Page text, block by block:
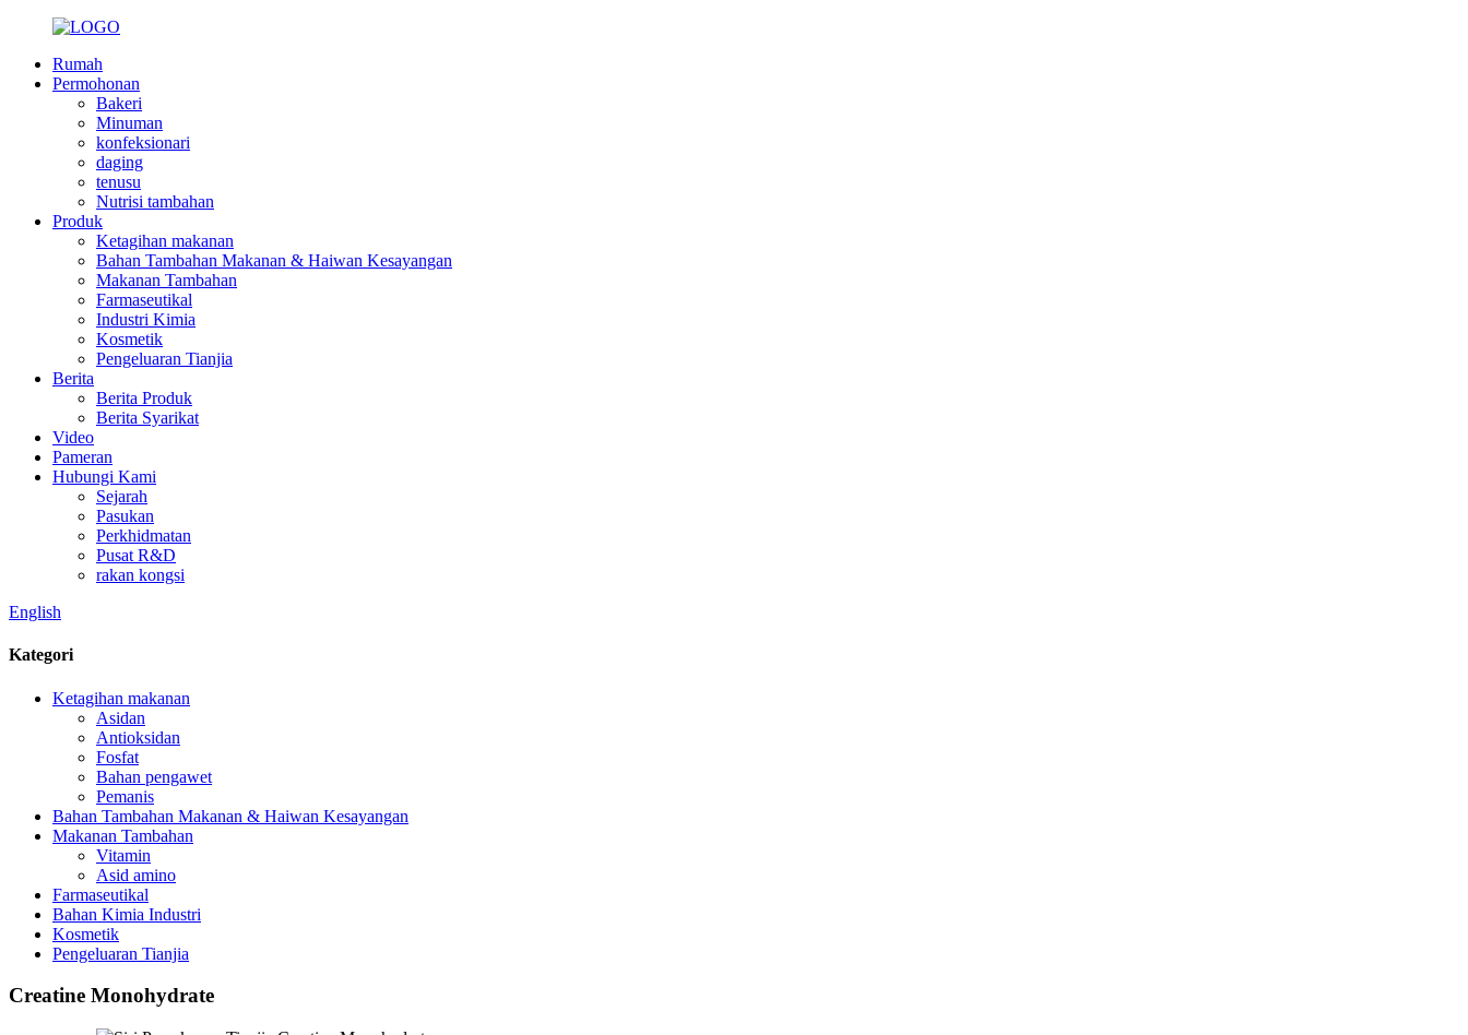
Rumah
Permohonan
Bakeri
Minuman
konfeksionari
daging
tenusu
Nutrisi tambahan
Produk
Ketagihan makanan
Bahan Tambahan Makanan & Haiwan Kesayangan
Makanan Tambahan
Farmaseutikal
Industri Kimia
Kosmetik
Pengeluaran Tianjia
Berita
Berita Produk
Berita Syarikat
Video
Pameran
Hubungi Kami
Sejarah
Pasukan
Perkhidmatan
Pusat R&D
rakan kongsi
English
Kategori
Ketagihan makanan
Asidan
Antioksidan
Fosfat
Bahan pengawet
Pemanis
Bahan Tambahan Makanan & Haiwan Kesayangan
Makanan Tambahan
Vitamin
Asid amino
Farmaseutikal
Bahan Kimia Industri
Kosmetik
Pengeluaran Tianjia
Creatine Monohydrate